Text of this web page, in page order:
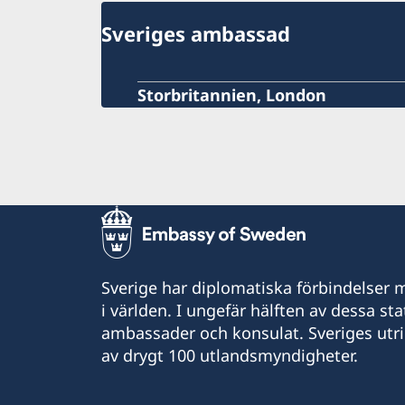
Sveriges ambassad
Storbritannien, London
Sverige har diplomatiska förbindelser
i världen. I ungefär hälften av dessa
ambassader och konsulat. Sveriges
av drygt 100 utlandsmyndigheter.